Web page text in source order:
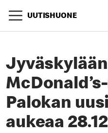
UUTISHUONE
Palokan
aukeaa